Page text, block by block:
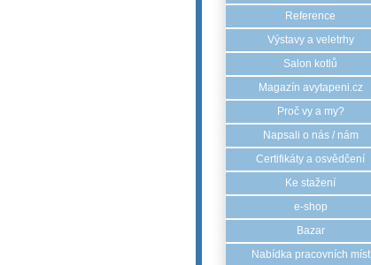
Reference
Výstavy a veletrhy
Salon kotlů
Magazín avytapeni.cz
Proč vy a my?
Napsali o nás / nám
Certifikáty a osvědčení
Ke stažení
e-shop
Bazar
Nabídka pracovních míst